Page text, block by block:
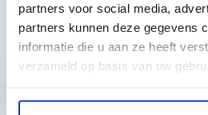
partners voor social media,
partners kunnen deze gegevens
informatie die u aan ze heeft
verzameld op basis van uw
990CW, Brother MFC-J 615W
Toch nog een vraag?
Hebt u vragen bij het artikel?